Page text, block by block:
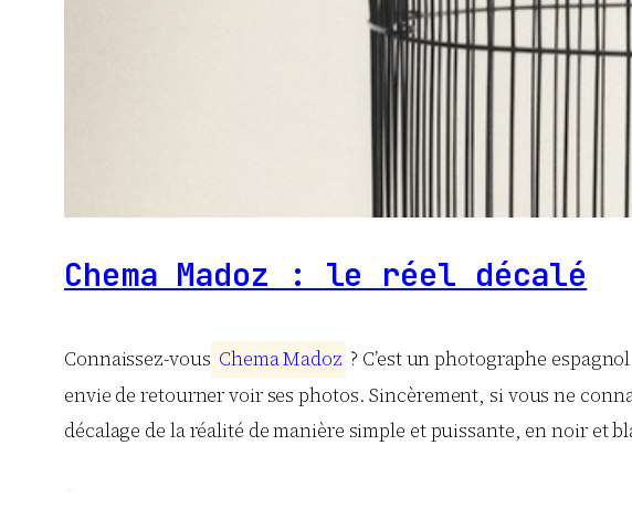
Chema Madoz : le réel décalé
Connaissez-vous ChemaMadoz ? C’est un photographe
envie de retourner voir ses photos. Sincèrement, si vous ne
décalage de la réalité de manière simple et puissante, en noir et